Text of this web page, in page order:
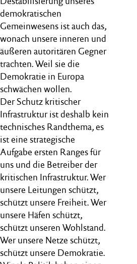
demokratischen
Gemeinwesens ist auch das,
wonach unsere inneren und
äußeren autoritären Gegner
trachten. Weil sie die
Demokratie in Europa
schwächen wollen.
Der Schutz kritischer
Infrastruktur ist deshalb kein
technisches Randthema, es
ist eine strategische
Aufgabe ersten Ranges für
uns und die Betreiber der
kritischen Infrastruktur. Wer
unsere Leitungen schützt,
schützt unsere Freiheit. Wer
unsere Häfen schützt,
schützt unseren Wohlstand.
Wer unsere Netze schützt,
schützt unsere Demokratie.